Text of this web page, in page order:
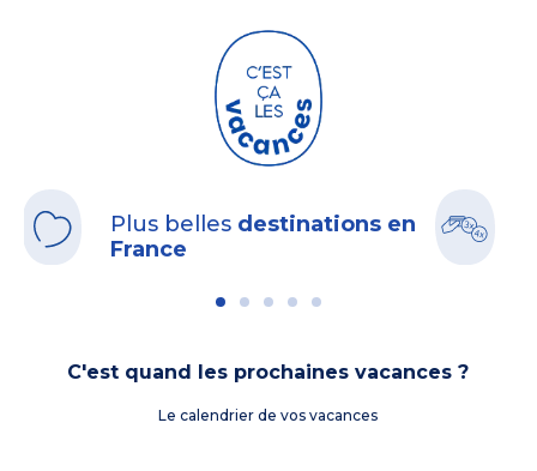
Plus belles destinations en
France
C'est quand les prochaines vacances ?
Le calendrier de vos vacances